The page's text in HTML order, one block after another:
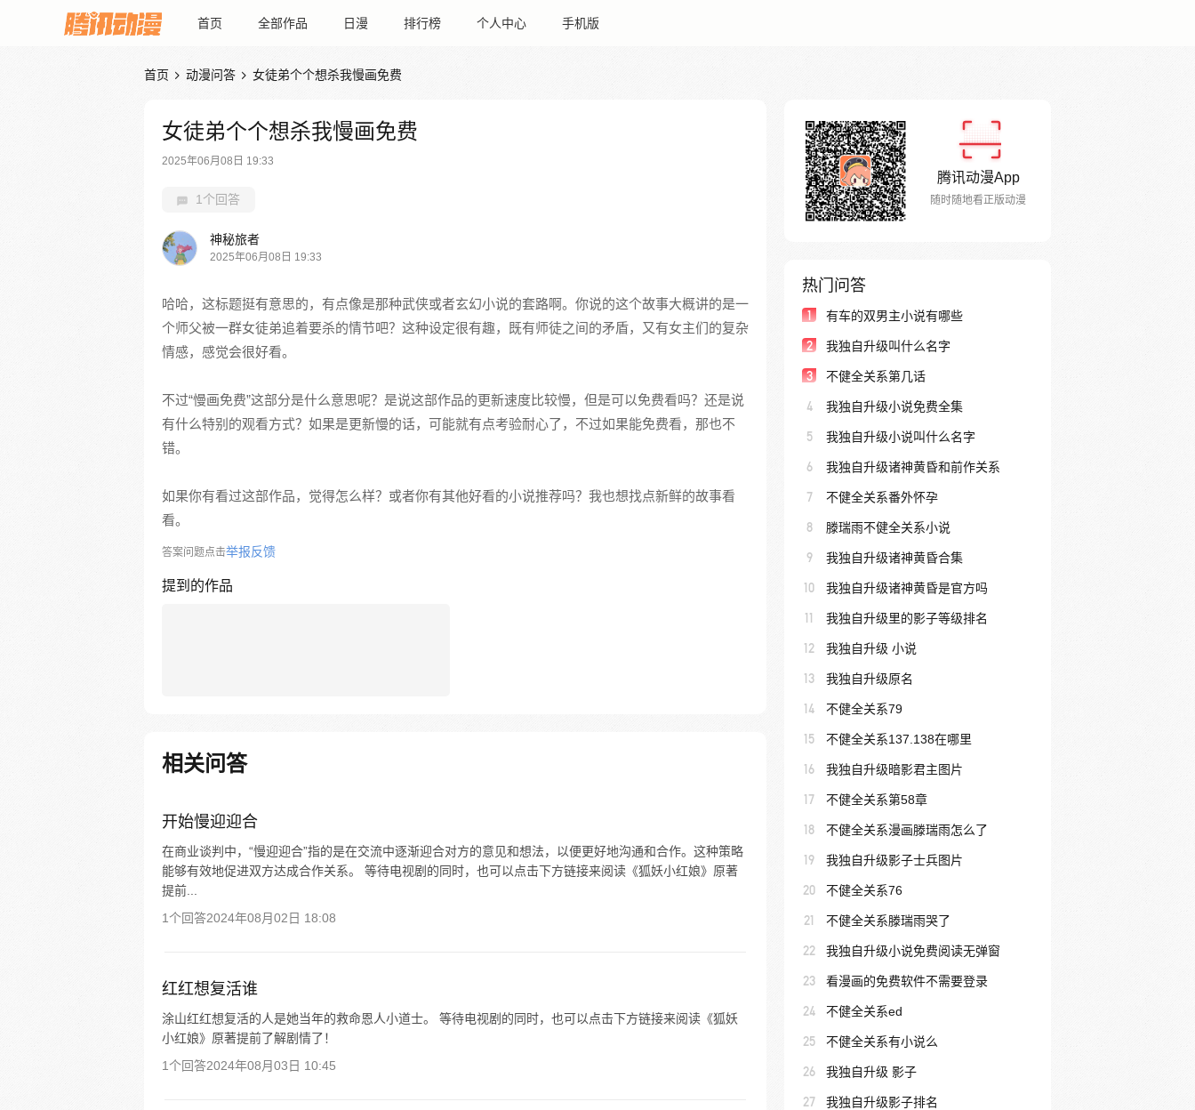
首页 全部作品 日漫 排行榜 个人中心 手机版
首页  动漫问答  女徒弟个个想杀我慢画免费
女徒弟个个想杀我慢画免费
2025年06月08日 19:33
1个回答
神秘旅者
2025年06月08日 19:33
哈哈，这标题挺有意思的，有点像是那种武侠或者玄幻小说的套路啊。你说的这个故事大概讲的是一
个师父被一群女徒弟追着要杀的情节吧？这种设定很有趣，既有师徒之间的矛盾，又有女主们的复杂
情感，感觉会很好看。
不过“慢画免费”这部分是什么意思呢？是说这部作品的更新速度比较慢，但是可以免费看吗？还是说
有什么特别的观看方式？如果是更新慢的话，可能就有点考验耐心了，不过如果能免费看，那也不
错。
如果你有看过这部作品，觉得怎么样？或者你有其他好看的小说推荐吗？我也想找点新鲜的故事看
看。
答案问题点击举报反馈
提到的作品
相关问答
开始慢迎迎合
在商业谈判中，“慢迎迎合”指的是在交流中逐渐迎合对方的意见和想法，以便更好地沟通和合作。这种策略
能够有效地促进双方达成合作关系。 等待电视剧的同时，也可以点击下方链接来阅读《狐妖小红娘》原著
提前...
1个回答2024年08月02日 18:08
红红想复活谁
涂山红红想复活的人是她当年的救命恩人小道士。 等待电视剧的同时，也可以点击下方链接来阅读《狐妖
小红娘》原著提前了解剧情了！
1个回答2024年08月03日 10:45
腾讯动漫App
随时随地看正版动漫
热门问答
1 有车的双男主小说有哪些
2 我独自升级叫什么名字
3 不健全关系第几话
4 我独自升级小说免费全集
5 我独自升级小说叫什么名字
6 我独自升级诸神黄昏和前作关系
7 不健全关系番外怀孕
8 滕瑞雨不健全关系小说
9 我独自升级诸神黄昏合集
10 我独自升级诸神黄昏是官方吗
11 我独自升级里的影子等级排名
12 我独自升级 小说
13 我独自升级原名
14 不健全关系79
15 不健全关系137.138在哪里
16 我独自升级暗影君主图片
17 不健全关系第58章
18 不健全关系漫画滕瑞雨怎么了
19 我独自升级影子士兵图片
20 不健全关系76
21 不健全关系滕瑞雨哭了
22 我独自升级小说免费阅读无弹窗
23 看漫画的免费软件不需要登录
24 不健全关系ed
25 不健全关系有小说么
26 我独自升级 影子
27 我独自升级影子排名